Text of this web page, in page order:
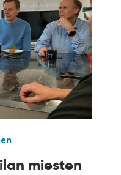
miesten